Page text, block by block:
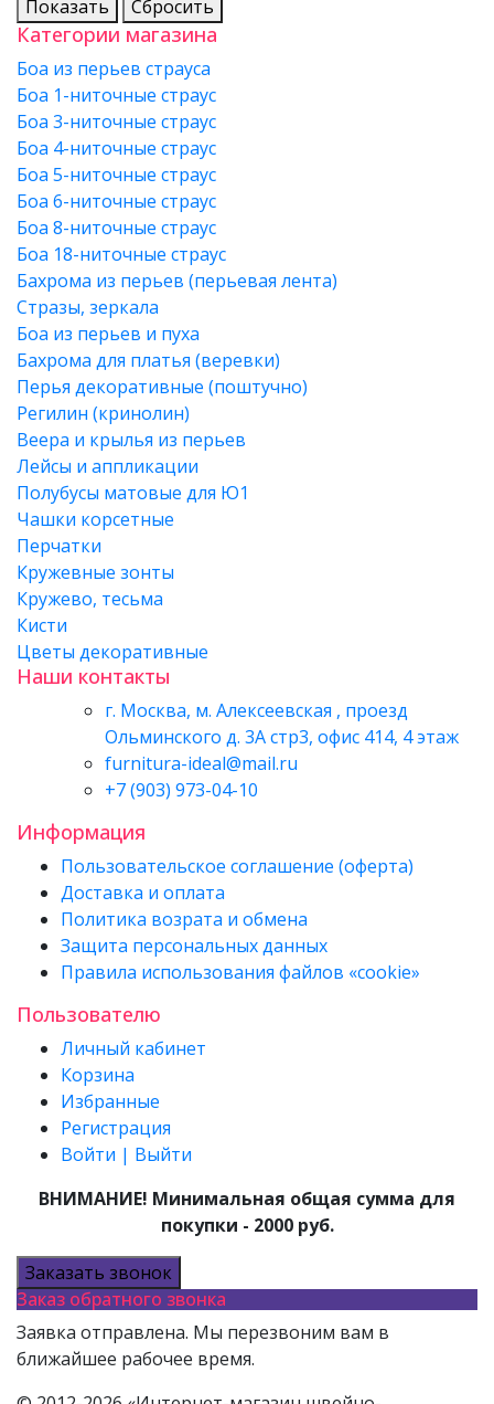
Показать Сбросить
Категории магазина
Боа из перьев страуса
Боа 1-ниточные страус
Боа 3-ниточные страус
Боа 4-ниточные страус
Боа 5-ниточные страус
Боа 6-ниточные страус
Боа 8-ниточные страус
Боа 18-ниточные страус
Бахрома из перьев (перьевая лента)
Стразы, зеркала
Боа из перьев и пуха
Бахрома для платья (веревки)
Перья декоративные (поштучно)
Регилин (кринолин)
Веера и крылья из перьев
Лейсы и аппликации
Полубусы матовые для Ю1
Чашки корсетные
Перчатки
Кружевные зонты
Кружево, тесьма
Кисти
Цветы декоративные
Наши контакты
г. Москва, м. Алексеевская , проезд
Ольминского д. 3А стр3, офис 414, 4 этаж
furnitura-ideal@mail.ru
+7 (903) 973-04-10
Информация
Пользовательское соглашение (оферта)
Доставка и оплата
Политика возрата и обмена
Защита персональных данных
Правила использования файлов «cookie»
Пользователю
Личный кабинет
Корзина
Избранные
Регистрация
Войти | Выйти
ВНИМАНИЕ! Минимальная общая сумма для
покупки - 2000 руб.
Заказать звонок
Заказ обратного звонка
Заявка отправлена. Мы перезвоним вам в
ближайшее рабочее время.